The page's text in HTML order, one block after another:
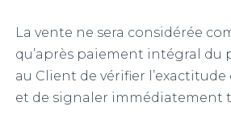
La vente ne sera considérée
qu’après paiement intégral du
au Client de vérifier
et de signaler immédiatement